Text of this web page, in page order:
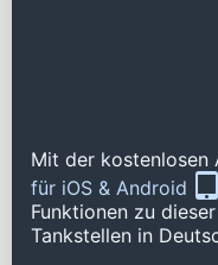
Mit der kostenlosen
für iOS & Android
Funktionen zu
Tankstellen in